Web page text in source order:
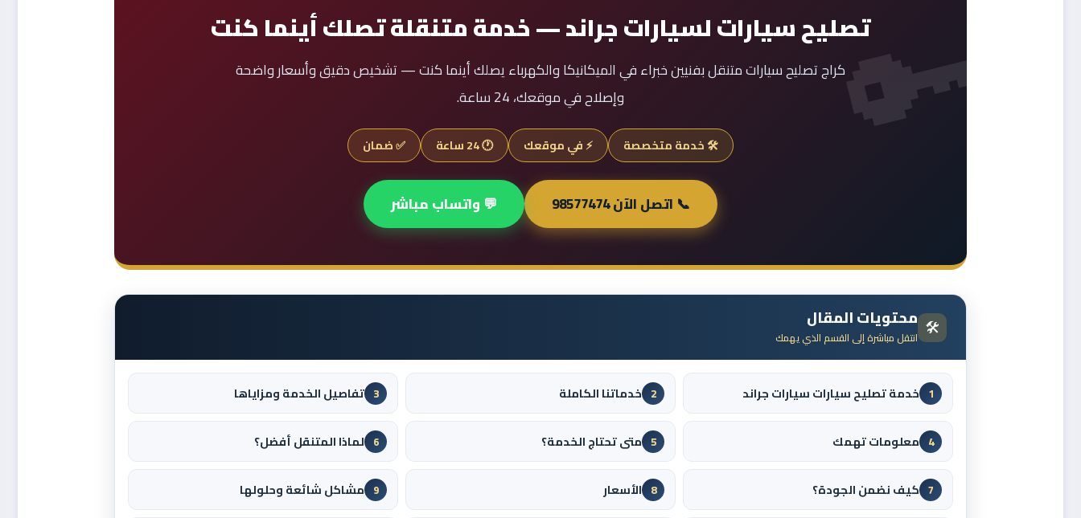
تصليح سيارات لسيارات جراند — خدمة متنقلة تصلك أينما كنت
كراج تصليح سيارات متنقل بفنيين خبراء في الميكانيكا والكهرباء يصلك أينما كنت — تشخيص دقيق وأسعار واضحة
وإصلاح في موقعك، 24 ساعة.
🛠️ خدمة متخصصة ⚡ في موقعك 🕐 24 ساعة ✅ ضمان
📞 اتصل الآن 98577474 💬 واتساب مباشر
🛠️ محتويات المقال
انتقل مباشرة إلى القسم الذي يهمك
1 خدمة تصليح سيارات سيارات جراند 2 خدماتنا الكاملة 3 تفاصيل الخدمة ومزاياها
4 معلومات تهمك 5 متى تحتاج الخدمة؟ 6 لماذا المتنقل أفضل؟
7 كيف نضمن الجودة؟ 8 الأسعار 9 مشاكل شائعة وحلولها